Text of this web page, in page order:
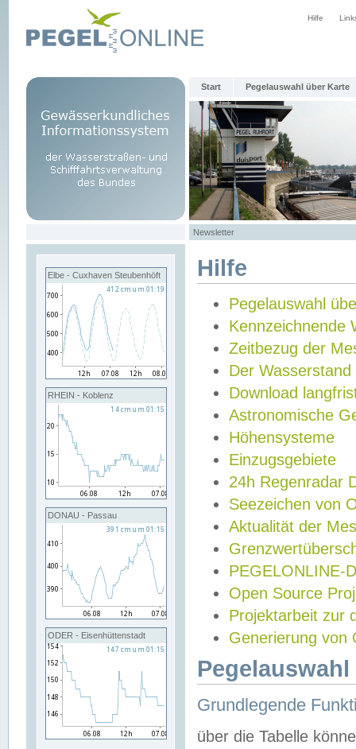
Hilfe
Start Pegelauswahl über Karte
Newsletter
Elbe - Cuxhaven Steubenhöft
RHEIN - Koblenz
DONAU - Passau
ODER - Eisenhüttenstadt
Hilfe
Pegelauswahl
Kennzeichnende
Zeitbezug der
Der Wasserstand
Download
Astronomische
Höhensysteme
Einzugsgebiete
24h Regenradar
Seezeichen von
Aktualität der
PEGELONLINE-
Open Source
Projektarbeit zur
Generierung von
Grundlegende
über die Tabelle